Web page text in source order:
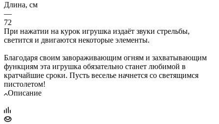
Длина, см
—
72
При нажатии на курок игрушка издаёт звуки стрельбы,
светится и двигаются некоторые элементы.
Благодаря своим завораживающим огням и захватывающим
функциям эта игрушка обязательно станет любимой в
кратчайшие сроки. Пусть веселье начнется со светящимся
пистолетом!
Описание